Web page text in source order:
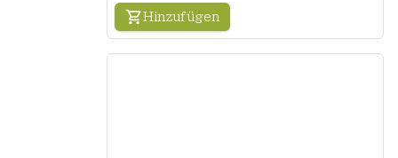
Hinzufügen